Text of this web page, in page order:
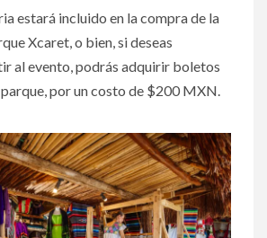
estará incluido en la compra de la
Xcaret, o bien, si deseas
al evento, podrás adquirir boletos
por un costo de $200 MXN.